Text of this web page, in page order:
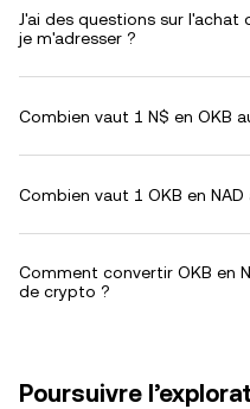
J'ai des questions sur
je m'adresser ?
Combien vaut 1 N$ en OKB
Combien vaut 1 OKB en NAD
Comment convertir OKB en
de crypto ?
Poursuivre